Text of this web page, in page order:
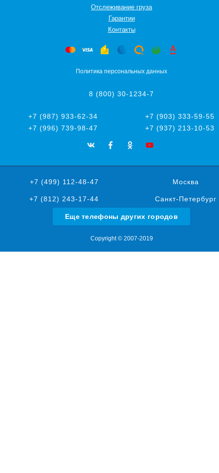
Oтслеживание груза
Гарантии
Контакты
Политика персональных данных
8 (800) 30-1234-7
+7 (987) 933-62-34
+7 (903) 333-59-55
+7 (996) 739-98-47
+7 (937) 213-10-53
+7 (499) 112-48-47 Москва
+7 (812) 243-17-44 Санкт-Петербург
Еще телефоны других городов
Copyright © 2007-2019